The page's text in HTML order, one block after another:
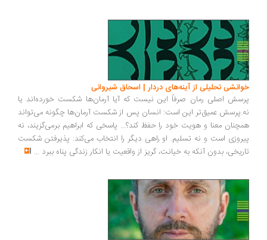
تحلیلی از آینه‌های دردار | اسحاق شیروانی
اصلی رمان صرفاً این نیست که آیا آرمان‌ها شکست خورده‌اند یا
عمیق‌تر این است: انسان پس از شکست آرمان‌ها چگونه می‌تواند
معنا و هویت خود را حفظ کند؟... پاسخی که ابراهیم برمی‌گزیند، نه
است و نه تسلیم. او راهی دیگر را انتخاب می‌کند: پذیرفتن شکست
بدون آنکه به خیانت، گریز از واقعیت یا انکار زندگی پناه ببرد...